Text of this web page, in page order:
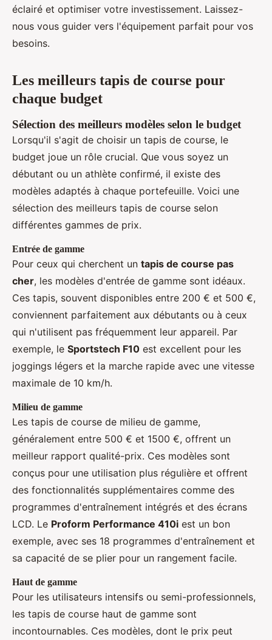
éclairé et optimiser votre investissement. Laissez-
nous vous guider vers l'équipement parfait pour vos
besoins.
Les meilleurs tapis de course pour
chaque budget
Sélection des meilleurs modèles selon le budget
Lorsqu'il s'agit de choisir un tapis de course, le
budget joue un rôle crucial. Que vous soyez un
débutant ou un athlète confirmé, il existe des
modèles adaptés à chaque portefeuille. Voici une
sélection des meilleurs tapis de course selon
différentes gammes de prix.
Entrée de gamme
Pour ceux qui cherchent un tapis de course pas
cher, les modèles d'entrée de gamme sont idéaux.
Ces tapis, souvent disponibles entre 200 € et 500 €,
conviennent parfaitement aux débutants ou à ceux
qui n'utilisent pas fréquemment leur appareil. Par
exemple, le Sportstech F10 est excellent pour les
joggings légers et la marche rapide avec une vitesse
maximale de 10 km/h.
Milieu de gamme
Les tapis de course de milieu de gamme,
généralement entre 500 € et 1500 €, offrent un
meilleur rapport qualité-prix. Ces modèles sont
conçus pour une utilisation plus régulière et offrent
des fonctionnalités supplémentaires comme des
programmes d'entraînement intégrés et des écrans
LCD. Le Proform Performance 410i est un bon
exemple, avec ses 18 programmes d'entraînement et
sa capacité de se plier pour un rangement facile.
Haut de gamme
Pour les utilisateurs intensifs ou semi-professionnels,
les tapis de course haut de gamme sont
incontournables. Ces modèles, dont le prix peut